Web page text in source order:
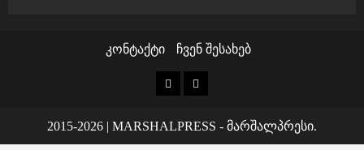
კონტაქტი ჩვენ შესახებ
კონტაქტი
ჩვენ
2015-2026 | MARSHALPRESS - მარშალპრესი.